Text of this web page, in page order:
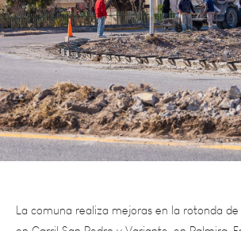
La comuna realiza mejoras en la rotonda
en Carril San Pedro y Variante, en